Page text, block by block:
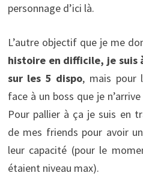
personnage d’ici là.
L’autre objectif que je me
histoire en difficile, je suis
sur les 5 dispo, mais pour
face à un boss que je
Pour pallier à ça je suis en
de mes friends pour avoir
leur capacité (pour le
étaient niveau max).